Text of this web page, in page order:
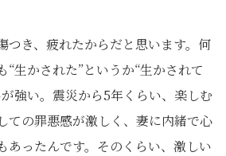
つき、疲れたからだと思います。何
“生かされた”というか“生かされて
強い。震災から5年くらい、楽しむ
ての罪悪感が激しく、妻に内緒で心
あったんです。そのくらい、激しい